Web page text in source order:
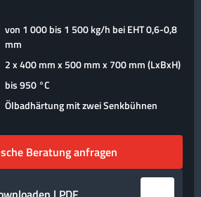
von 1 000 bis 1 500 kg/h bei EHT 0,6-0,8
mm
2 x 400 mm x 500 mm x 700 mm (LxBxH)
bis 950 °C
Ölbadhärtung mit zwei Senkbühnen
Beratung anfragen